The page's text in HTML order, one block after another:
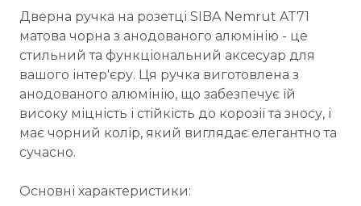
Дверна ручка на розетці SIBA Nemrut AT71
матова чорна з анодованого алюмінію - це
стильний та функціональний аксесуар для
вашого інтер'єру. Ця ручка виготовлена з
анодованого алюмінію, що забезпечує їй
високу міцність і стійкість до корозії та зносу, і
має чорний колір, який виглядає елегантно та
сучасно.
Основні характеристики: